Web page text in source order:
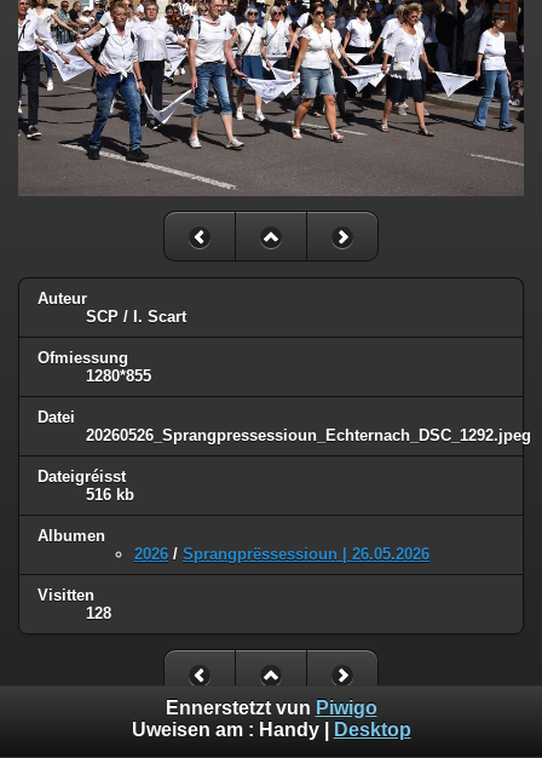
Auteur
SCP / I. Scart
Ofmiessung
1280*855
Datei
20260526_Sprangpressessioun_Echternach_DSC_1292.jpeg
Dateigréisst
516 kb
Albumen
2026 / Sprangprëssessioun | 26.05.2026
Visitten
128
Ennerstetzt vun Piwigo
Uweisen am : Handy| Desktop